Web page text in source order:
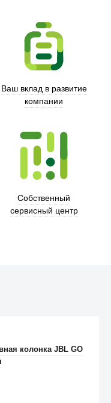
Ваш вклад в развитие
компании
Собственный
сервисный центр
колонка JBL GO